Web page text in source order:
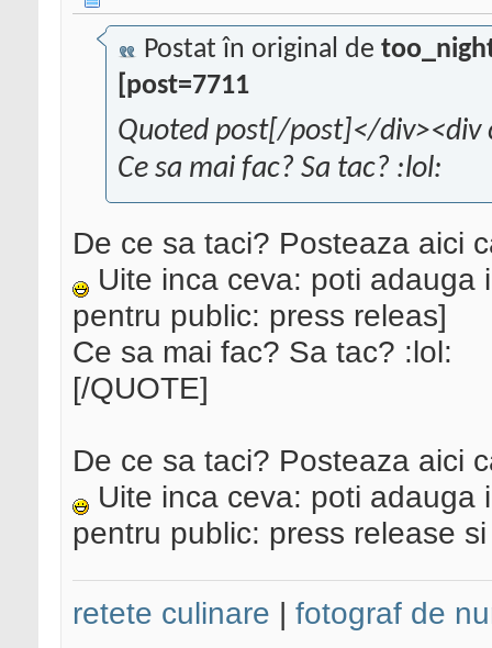
Postat în original de
[post=7711
Quoted post[/post]</div><div
Ce sa mai fac? Sa tac? :lol:
De ce sa taci? Posteaza aici
Uite inca ceva: poti
pentru public: press releas]
Ce sa mai fac? Sa tac? :lol:
[/QUOTE]
De ce sa taci? Posteaza aici
Uite inca ceva: poti
pentru public: press release
retete culinare | fotograf de